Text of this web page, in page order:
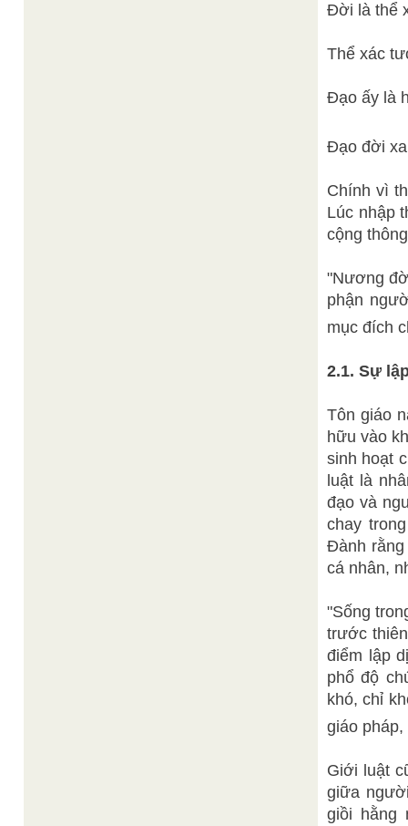
Đời là thể
Thể xác
Đạo ấy là
Đạo đời
Chính vì
Lúc nhập
cộng
"Nương
phận
mục đích
2.1. Sự
Tôn giáo
hữu vào
sinh hoạt
luật là
đạo và
chay
Đành
cá nhân,
"Sống
trước
điểm lập
phổ độ
khó, chỉ
giáo
Giới luật
giữa
giồi hằng